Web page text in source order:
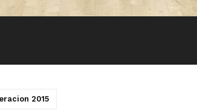
2015